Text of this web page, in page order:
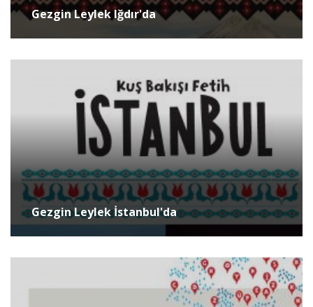
Gezgin Leylek Iğdır'da
Gezgin Leylek İstanbul'da